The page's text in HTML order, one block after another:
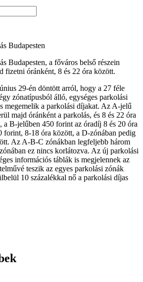
Budapesten
Budapesten, a főváros belső részein
fizetni óránként, 8 és 22 óra között.
29-én döntött arról, hogy a 27 féle
zónatípusból álló, egységes parkolási
megemelik a parkolási díjakat. Az A-jelű
majd óránként a parkolás, és 8 és 22 óra
B-jelűben 450 forint az óradíj 8 és 20 óra
forint, 8-18 óra között, a D-zónában pedig
Az A-B-C zónákban legfeljebb három
ez nincs korlátozva. Az új parkolási
információs táblák is megjelennek az
teszik az egyes parkolási zónák
10 százalékkal nő a parkolási díjas